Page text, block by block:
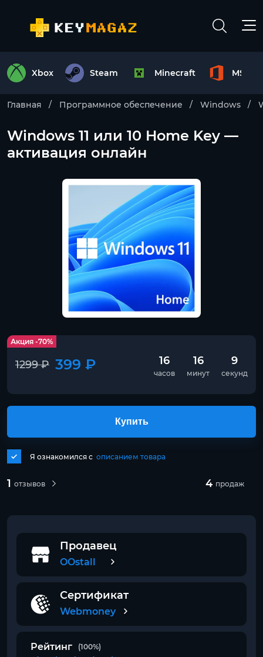
Xbox Steam Minecraft MS
Главная Программное обеспечение Windows
Windows 11 или 10 Home Key —
активация онлайн
Акция -70%
1299 ₽ 399 ₽ 16
часов
16
минут
9
секунд
1 отзывов 4 продаж
Я ознакомился с описанием товара
Купить
Продавец
OOstall
Сертификат
Webmoney
Рейтинг (100%)